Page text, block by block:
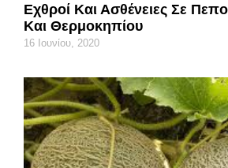
Εχθροί Και Ασθένειες Σε
Και Θερμοκηπίου
16 Ιουνίου, 2020